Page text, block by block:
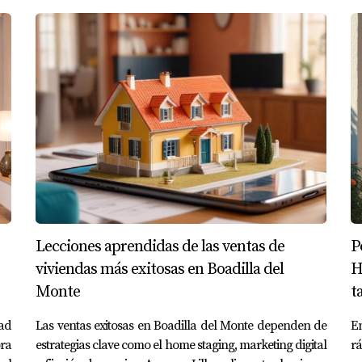
digitales compradores Boadilla del Monte" dentro de
incluir estas palabras clave naturalmente dentro de tus
que incluya descripciones detalladas, fotos atractivas y
tendrás de captar el interés de los compradores.
una campaña PPC centrada en familias jóvenes
familiares, logró aumentar el tráfico a su sitio web
Lecciones aprendidas de las ventas de
viviendas más exitosas en Boadilla del
Monte
Las ventas exitosas en Boadilla del Monte dependen de
estrategias clave como el home staging, marketing digital